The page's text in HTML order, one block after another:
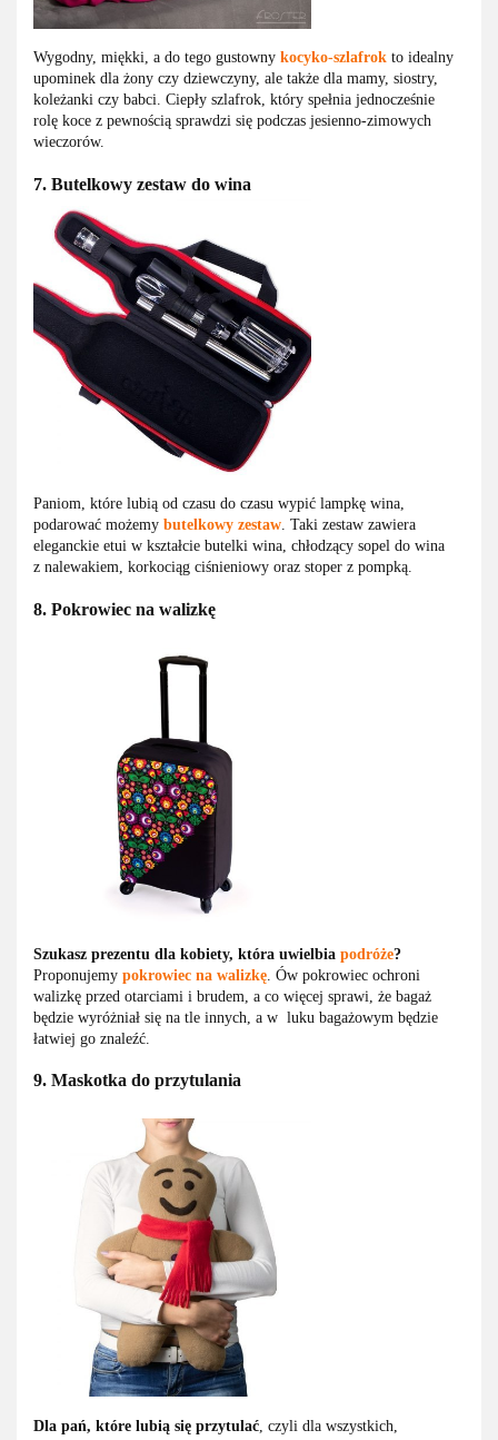
Wygodny, miękki, a do tego gustowny kocyko-szlafrok to idealny
upominek dla żony czy dziewczyny, ale także dla mamy, siostry,
koleżanki czy babci. Ciepły szlafrok, który spełnia jednocześnie
rolę koce z pewnością sprawdzi się podczas jesienno-zimowych
wieczorów.
7. Butelkowy zestaw do wina
Paniom, które lubią od czasu do czasu wypić lampkę wina,
podarować możemy butelkowy zestaw. Taki zestaw zawiera
eleganckie etui w kształcie butelki wina, chłodzący sopel do wina
z nalewakiem, korkociąg ciśnieniowy oraz stoper z pompką.
8. Pokrowiec na walizkę
Szukasz prezentu dla kobiety, która uwielbia podróże?
Proponujemy pokrowiec na walizkę . Ów pokrowiec ochroni
walizkę przed otarciami i brudem, a co więcej sprawi, że bagaż
będzie wyróżniał się na tle innych, a w luku bagażowym będzie
łatwiej go znaleźć.
9. Maskotka do przytulania
Dla pań, które lubią się przytulać , czyli dla wszystkich,